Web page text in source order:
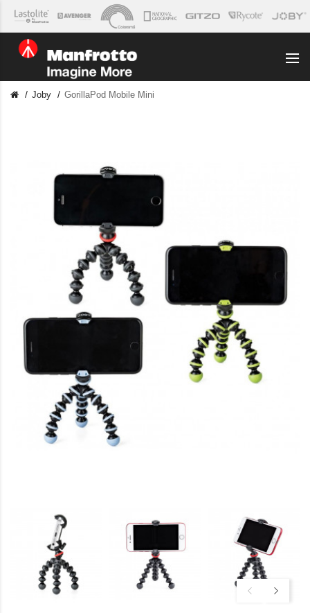
Joby GorillaPod Mobile Mini